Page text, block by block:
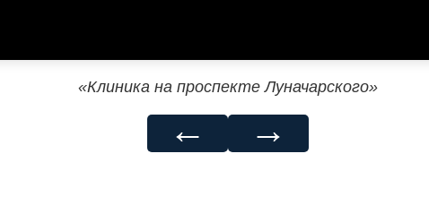
«Клиника на проспекте Луначарского»
← →